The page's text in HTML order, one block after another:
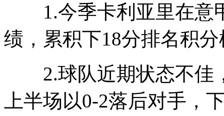
1.今季卡利亚里在意
绩，累积下18分排名积
2.球队近期状态不佳
上半场以0-2落后对手，